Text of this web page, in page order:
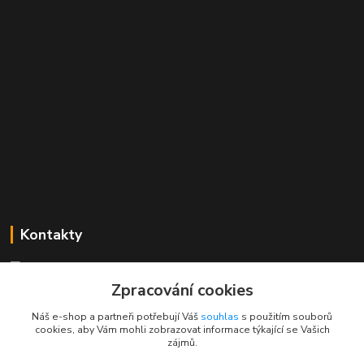
Kontakty
+420 725 613 837
info@rajklubicek.cz
Zpracování cookies
Náš e-shop a partneři potřebují Váš souhlas s použitím souborů
cookies, aby Vám mohli zobrazovat informace týkající se Vašich
zájmů.